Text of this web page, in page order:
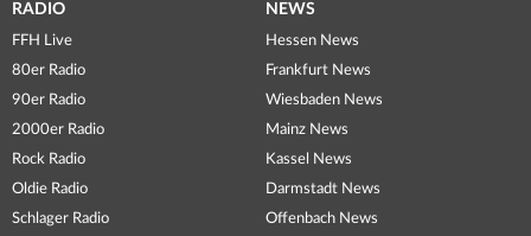
RADIO
FFH Live
80er Radio
90er Radio
2000er Radio
Rock Radio
Oldie Radio
Schlager Radio
NEWS
Hessen News
Frankfurt News
Wiesbaden News
Mainz News
Kassel News
Darmstadt News
Offenbach News